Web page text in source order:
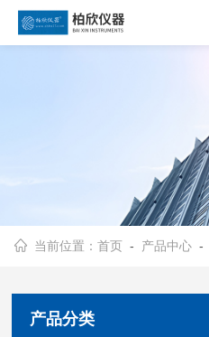
当前位置：首页 - 产品中心
产品分类